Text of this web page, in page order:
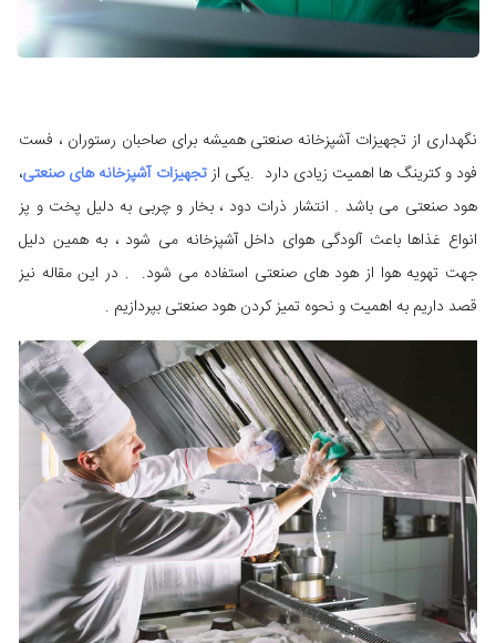
نگهداری از تجهیزات آشپزخانه صنعتی همیشه برای صاحبان رستوران ، فست
فود و کترینگ ها اهمیت زیادی دارد .یکی ازتجهیزات آشپزخانه های صنعتی،
هود صنعتی می باشد . انتشار ذرات دود ، بخار و چربی به دلیل پخت و پز
انواع غذاها باعث آلودگی هوای داخل آشپزخانه می شود ، به همین دلیل
جهت تهویه هوا از هود های صنعتی استفاده می شود. . در این مقاله نیز
قصد داریم به اهمیت و نحوه تمیز کردن هود صنعتی بپردازیم .